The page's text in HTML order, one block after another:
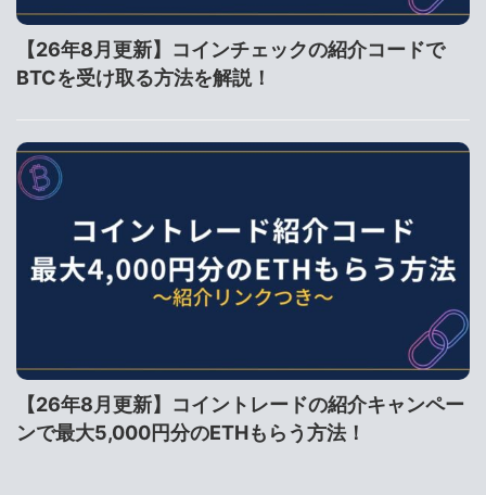
【26年8月更新】コインチェックの紹介コードで
BTCを受け取る方法を解説！
【26年8月更新】コイントレードの紹介キャンペー
ンで最大5,000円分のETHもらう方法！